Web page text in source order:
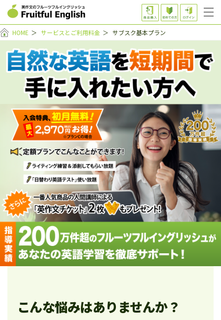
HOME ＞ サービスとご利用料金 ＞ サブスク基本プラン
こんな悩みはありませんか？